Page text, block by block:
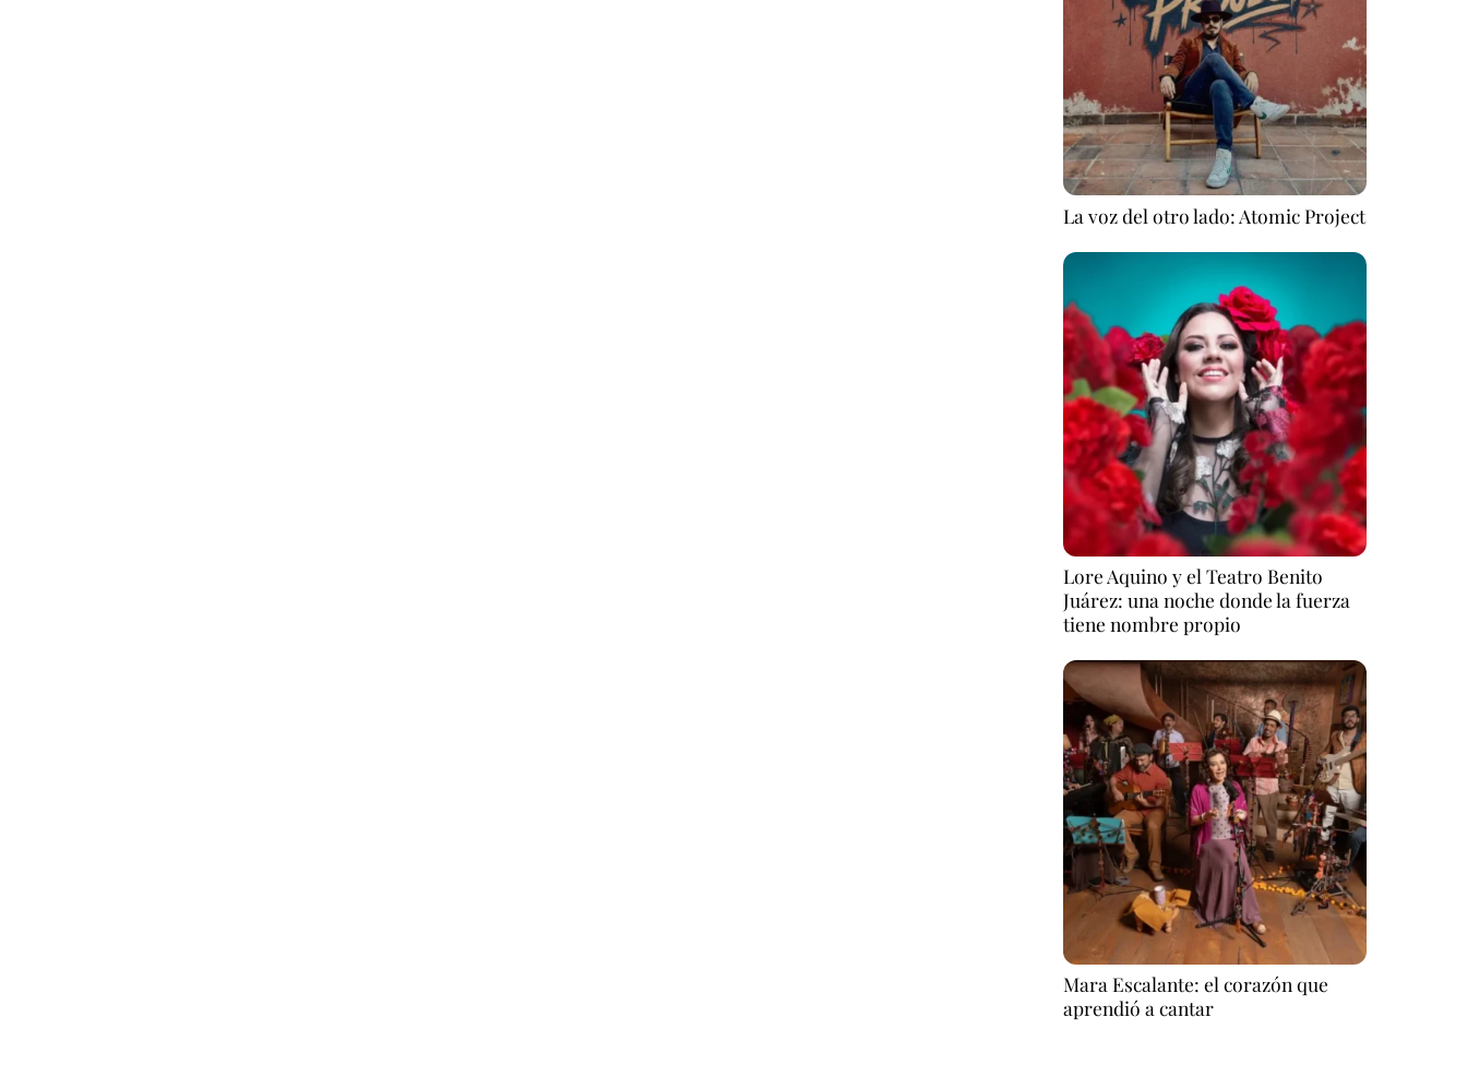
La voz del otro lado: Atomic Project
Lore Aquino y el Teatro Benito
Juárez: una noche donde la fuerza
tiene nombre propio
Mara Escalante: el corazón que
aprendió a cantar